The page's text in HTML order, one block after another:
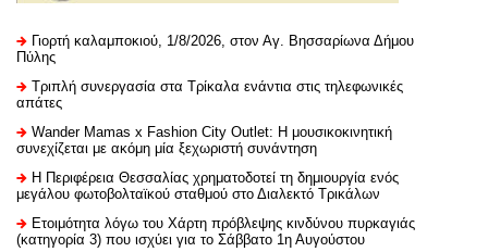
Γιορτή καλαμποκιού, 1/8/2026, στον Αγ. Βησσαρίωνα Δήμου
Πύλης
Τριπλή συνεργασία στα Τρίκαλα ενάντια στις τηλεφωνικές
απάτες
Wander Mamas x Fashion City Outlet: Η μουσικοκινητική
συνεχίζεται με ακόμη μία ξεχωριστή συνάντηση
H Περιφέρεια Θεσσαλίας χρηματοδοτεί τη δημιουργία ενός
μεγάλου φωτοβολταϊκού σταθμού στο Διαλεκτό Τρικάλων
Ετοιμότητα λόγω του Χάρτη πρόβλεψης κινδύνου πυρκαγιάς
(κατηγορία 3) που ισχύει για το Σάββατο 1η Αυγούστου